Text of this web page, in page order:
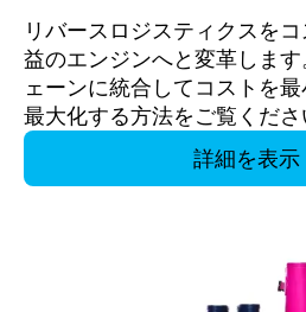
リバースロジスティクスを
益のエンジンへと変革しま
ェーンに統合してコストを
最大化する方法をご覧くださ
詳細を表示